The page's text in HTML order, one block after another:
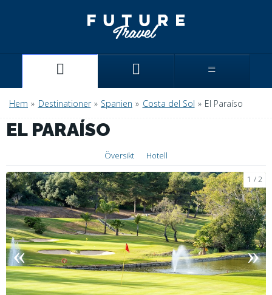
Hem » Destinationer » Spanien » Costa del Sol » El Paraíso
EL PARAÍSO
Översikt Hotell
1 2